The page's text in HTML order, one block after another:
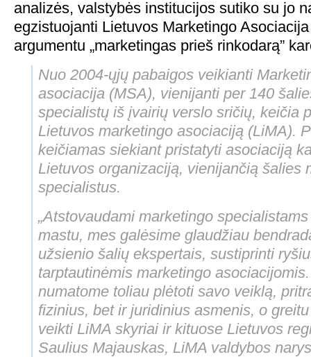
analizės, valstybės institucijos sutiko su jo
egzistuojanti Lietuvos Marketingo
argumentu „marketingas prieš rinkodarą”
Nuo 2004-ųjų pabaigos veikianti
asociacija (MSA), vienijanti per 140
specialistų iš įvairių verslo sričių, keičia
Lietuvos marketingo asociaciją (LiMA).
keičiamas siekiant pristatyti asociaciją
Lietuvos organizaciją, vienijančią šalies
specialistus.
„Atstovaudami marketingo
mastu, mes galėsime glaudžiau
užsienio šalių ekspertais, sustiprinti
tarptautinėmis marketingo
numatome toliau plėtoti savo veiklą,
fizinius, bet ir juridinius asmenis, o
veikti LiMA skyriai ir kituose Lietuvos
Saulius Majauskas, LiMA valdybos